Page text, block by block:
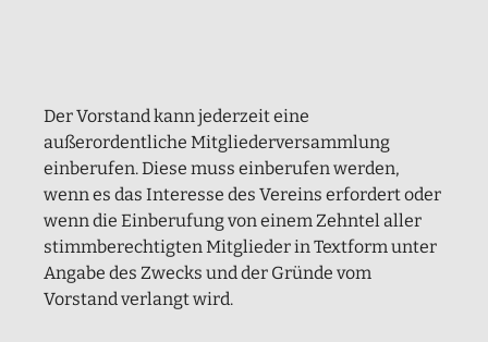
Der Vorstand kann jederzeit eine
außerordentliche Mitgliederversammlung
einberufen. Diese muss einberufen werden,
wenn es das Interesse des Vereins erfordert oder
wenn die Einberufung von einem Zehntel aller
stimmberechtigten Mitglieder in Textform unter
Angabe des Zwecks und der Gründe vom
Vorstand verlangt wird.